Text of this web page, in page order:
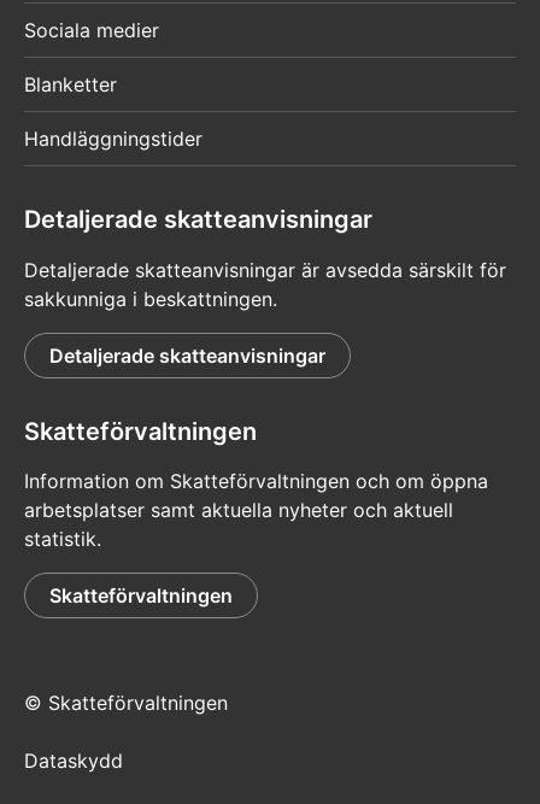
Sociala medier
Blanketter
Handläggningstider
Detaljerade skatteanvisningar
Detaljerade skatteanvisningar är avsedda särskilt för
sakkunniga i beskattningen.
Detaljerade skatteanvisningar
Skatteförvaltningen
Information om Skatteförvaltningen och om öppna
arbetsplatser samt aktuella nyheter och aktuell
statistik.
Skatteförvaltningen
© Skatteförvaltningen
Dataskydd